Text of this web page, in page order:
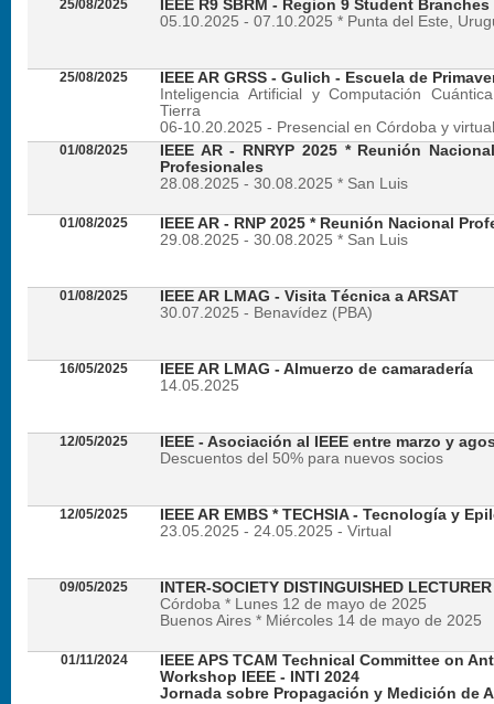
25/08/2025
IEEE R9 SBRM - Region 9 Student
05.10.2025 - 07.10.2025 * Punta del Este,
25/08/2025
IEEE AR GRSS - Gulich - Escuela de
Inteligencia Artificial y Computación
Tierra
06-10.20.2025 - Presencial en Córdoba y virtual
01/08/2025
IEEE AR - RNRYP 2025 * Reunión
Profesionales
28.08.2025 - 30.08.2025 * San Luis
01/08/2025
IEEE AR - RNP 2025 * Reunión Nacional
29.08.2025 - 30.08.2025 * San Luis
01/08/2025
IEEE AR LMAG - Visita Técnica a ARSAT
30.07.2025 - Benavídez (PBA)
16/05/2025
IEEE AR LMAG - Almuerzo de camaradería
14.05.2025
12/05/2025
IEEE - Asociación al IEEE entre marzo y
Descuentos del 50% para nuevos socios
12/05/2025
IEEE AR EMBS * TECHSIA - Tecnología y
23.05.2025 - 24.05.2025 - Virtual
09/05/2025
INTER-SOCIETY DISTINGUISHED
Córdoba * Lunes 12 de mayo de 2025
Buenos Aires * Miércoles 14 de mayo de 2025
01/11/2024
IEEE APS TCAM Technical Committee on
Workshop IEEE - INTI 2024
Jornada sobre Propagación y Medición de